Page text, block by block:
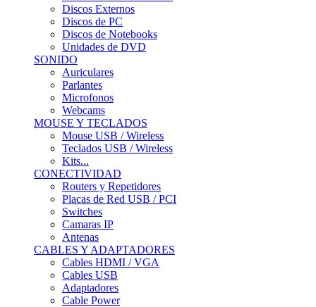
Discos Externos
Discos de PC
Discos de Notebooks
Unidades de DVD
SONIDO
Auriculares
Parlantes
Microfonos
Webcams
MOUSE Y TECLADOS
Mouse USB / Wireless
Teclados USB / Wireless
Kits...
CONECTIVIDAD
Routers y Repetidores
Placas de Red USB / PCI
Switches
Camaras IP
Antenas
CABLES Y ADAPTADORES
Cables HDMI / VGA
Cables USB
Adaptadores
Cable Power